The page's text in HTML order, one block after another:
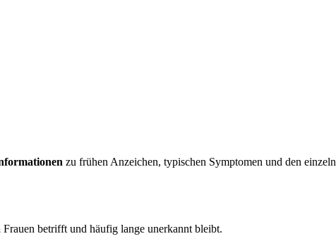
zu frühen Anzeichen, typischen Symptomen und den
betrifft und häufig lange unerkannt bleibt.